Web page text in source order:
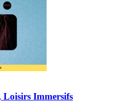
Loisirs Immersifs